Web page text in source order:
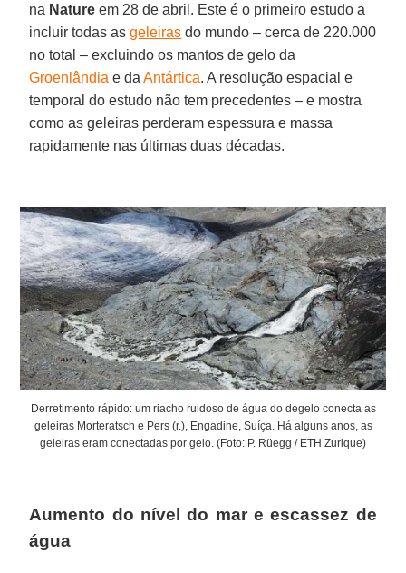
na Nature em 28 de abril. Este é o primeiro estudo a
incluir todas asgeleiras do mundo – cerca de 220.000
no total – excluindo os mantos de gelo da
Groenlândia e daAntártica. A resolução espacial e
temporal do estudo não tem precedentes – e mostra
como as geleiras perderam espessura e massa
rapidamente nas últimas duas décadas.
Derretimento rápido: um riacho ruidoso de água do degelo conecta as
geleiras Morteratsch e Pers (r.), Engadine, Suíça. Há alguns anos, as
geleiras eram conectadas por gelo. (Foto: P. Rüegg / ETH Zurique)
Aumento do nível do mar e escassez de
água